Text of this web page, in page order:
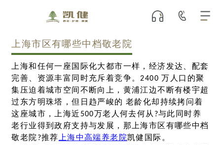
上海市区有哪些中档敬老院
上海和任何一座国际化大都市一样，经济发达、配套
完善、资源丰富同时充斥着竞争。2400 万人口的聚
集压迫着城市空间不断向上，黄浦江边不断有楼宇超
过东方明珠塔，但日趋严峻的 老龄化却持续拷问着
这座城市，上海近500万老人何去何从?与此同时养
老行业得到政府支持与发展，那上海市区有哪些中档
敬老院?推荐上海中高端养老院凯健国际。